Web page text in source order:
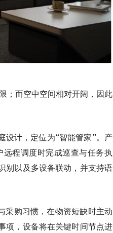
；而空中空间相对开阔，因此
计，定位为“智能管家”。 产
程调度时完成巡查与任务执
别以及多设备联动，并支持语
采购习惯，在物资短缺时主动
项，设备将在关键时间节点进